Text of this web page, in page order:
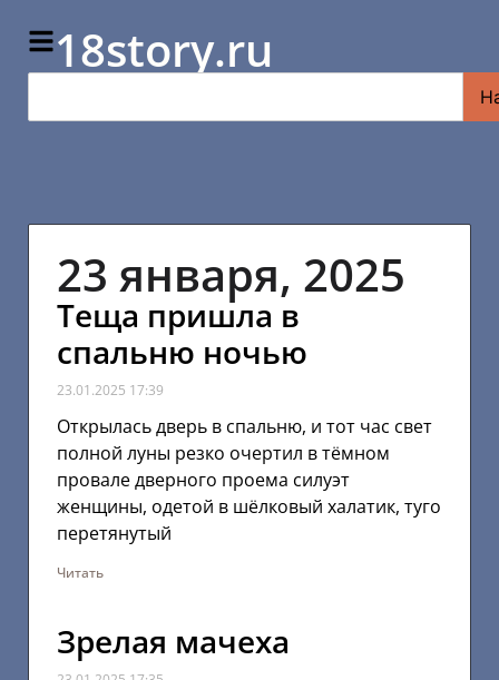
18story.ru
23 января, 2025
Теща пришла в
спальню ночью
23.01.2025 17:39
Открылась дверь в спальню, и тот час свет
полной луны резко очертил в тёмном
провале дверного проема силуэт
женщины, одетой в шёлковый халатик, туго
перетянутый
Читать
Зрелая мачеха